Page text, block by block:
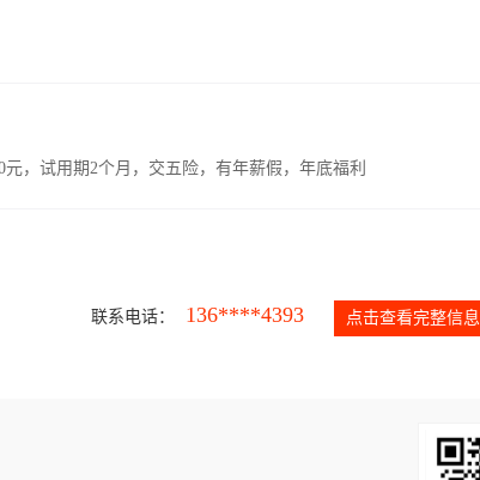
，试用期2个月，交五险，有年薪假，年底福利
联系电话： 136****4393 点击查看完整信息